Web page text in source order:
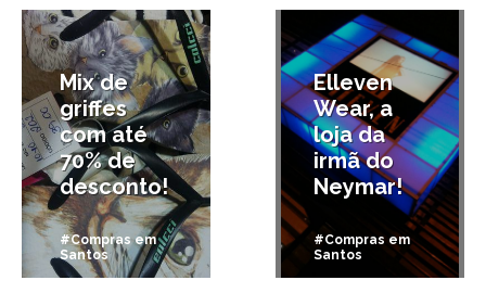
Mix de
griffes
com até
70% de
desconto!
#Compras em
Santos
Elleven
Wear, a
loja da
irmã do
Neymar!
#Compras em
Santos
4/12/2012 16/11/2012